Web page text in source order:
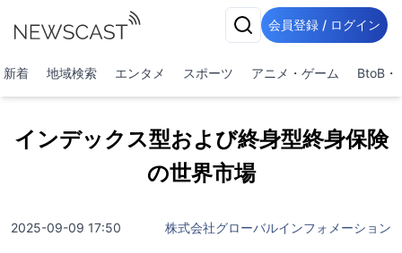
会員登録 / ログイン
新着 地域検索 エンタメ スポーツ アニメ・ゲーム BtoB・
インデックス型および終身型終身保険
の世界市場
2025-09-09 17:50 株式会社グローバルインフォメーション